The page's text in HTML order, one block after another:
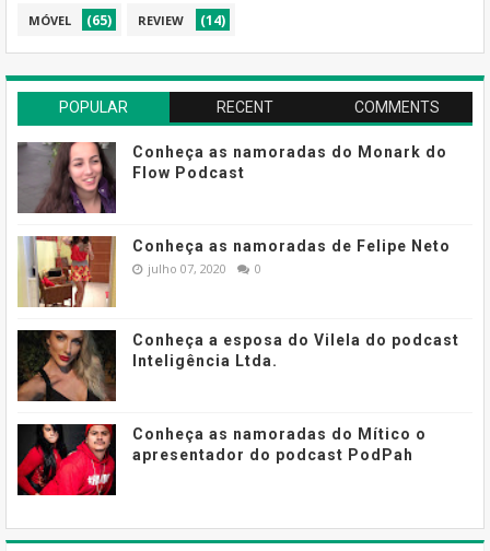
MÓVEL (65) REVIEW (14)
POPULAR RECENT COMMENTS
Conheça as namoradas do Monark do
Flow Podcast
Conheça as namoradas de Felipe Neto
julho 07, 2020 0
Conheça a esposa do Vilela do podcast
Inteligência Ltda.
Conheça as namoradas do Mítico o
apresentador do podcast PodPah